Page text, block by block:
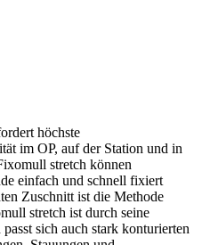
höchste
im OP, auf der Station und in
stretch können
einfach und schnell fixiert
Zuschnitt ist die Methode
stretch ist durch seine
sich auch stark konturierten